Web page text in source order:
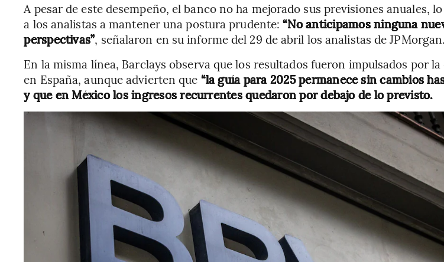
A pesar de este desempeño, el banco no ha mejorado sus previsiones anuales,
a los analistas a mantener una postura prudente:“No anticipamos ninguna
perspectivas”, señalaron en su informe del 29 de abril los analistas de JPMorgan.
En la misma línea, Barclays observa que los resultados fueron impulsados por
en España, aunque advierten que “la guía para 2025 permanece sin cambios
y que en México los ingresos recurrentes quedaron por debajo de lo previsto.